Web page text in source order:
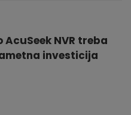
NVR treba
investicija